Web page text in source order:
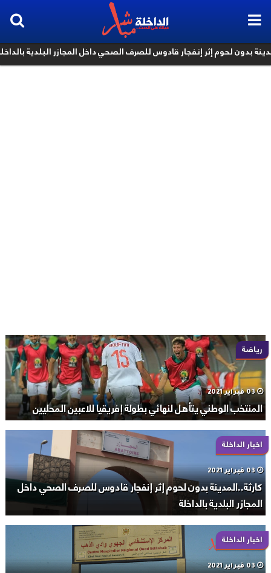
لحوم إثر إنفجار قادوس للصرف الصحي داخل المجازر البلدية بالداخلة
رياضة
03 فبراير 2021
المنتخب الوطني يتأهل لنهائي بطولة إفريقيا للاعبين المحليين
اخبار الداخلة
03 فبراير 2021
كارثة..المدينة بدون لحوم إثر إنفجار قادوس للصرف الصحي داخل
المجازر البلدية بالداخلة
اخبار الداخلة
03 فبراير 2021